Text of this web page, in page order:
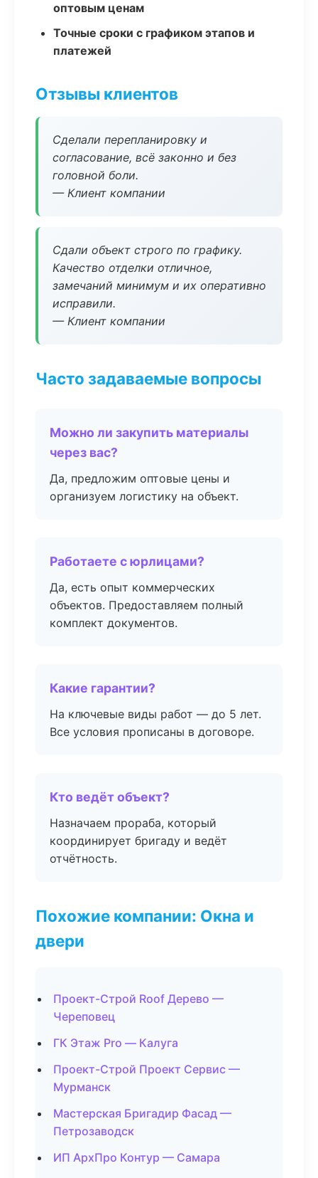
оптовым ценам
Точные сроки с графиком этапов и
платежей
Отзывы клиентов
Сделали перепланировку и
согласование, всё законно и без
головной боли.
— Клиент компании
Сдали объект строго по графику.
Качество отделки отличное,
замечаний минимум и их оперативно
исправили.
— Клиент компании
Часто задаваемые вопросы
Можно ли закупить материалы
через вас?
Да, предложим оптовые цены и
организуем логистику на объект.
Работаете с юрлицами?
Да, есть опыт коммерческих
объектов. Предоставляем полный
комплект документов.
Какие гарантии?
На ключевые виды работ — до 5 лет.
Все условия прописаны в договоре.
Кто ведёт объект?
Назначаем прораба, который
координирует бригаду и ведёт
отчётность.
Похожие компании: Окна и
двери
Проект-Строй Roof Дерево —
Череповец
ГК Этаж Pro — Калуга
Проект-Строй Проект Сервис —
Мурманск
Мастерская Бригадир Фасад —
Петрозаводск
ИП АрхПро Контур — Самара